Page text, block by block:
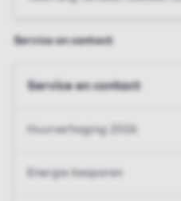
Service en contact
Service en contact
Huurverhoging 2026
Energie besparen